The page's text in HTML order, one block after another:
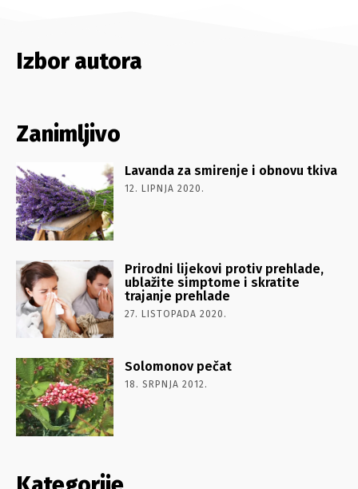
Izbor autora
Zanimljivo
Lavanda za smirenje i obnovu tkiva
12. LIPNJA 2020.
Prirodni lijekovi protiv prehlade,
ublažite simptome i skratite
trajanje prehlade
27. LISTOPADA 2020.
Solomonov pečat
18. SRPNJA 2012.